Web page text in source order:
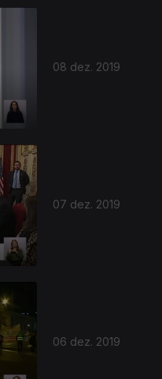
08 dez. 2019
07 dez. 2019
06 dez. 2019